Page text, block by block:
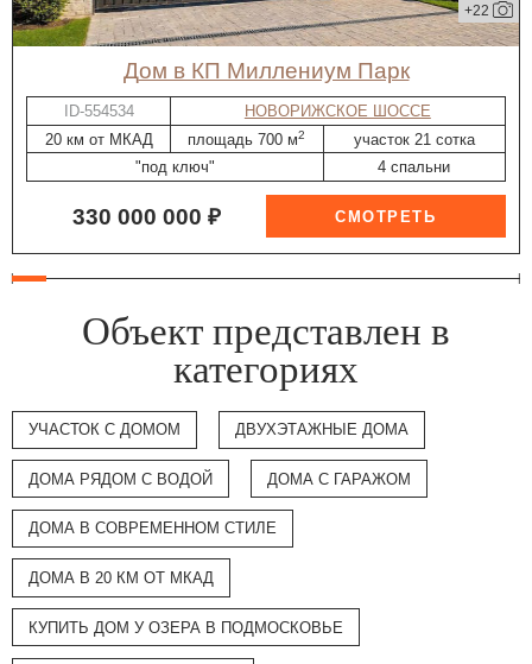
+22
дом в КП Миллениум Парк
ID-554534
НОВОРИЖСКОЕ ШОССЕ
20 км от МКАД
площадь 700 м2
участок 21 сотка
"под ключ"
4 спальни
330 000 000 ₽
Объект представлен в
категориях
УЧАСТОК С ДОМОМ ДВУХЭТАЖНЫЕ ДОМА
ДОМА РЯДОМ С ВОДОЙ ДОМА С ГАРАЖОМ
ДОМА В СОВРЕМЕННОМ СТИЛЕ
ДОМА В 20 КМ ОТ МКАД
КУПИТЬ ДОМ У ОЗЕРА В ПОДМОСКОВЬЕ